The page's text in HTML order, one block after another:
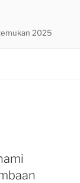
2025